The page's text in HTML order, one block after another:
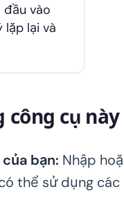
đầu vào
lặp lại và
công cụ này
bạn: Nhập
thể sử dụng